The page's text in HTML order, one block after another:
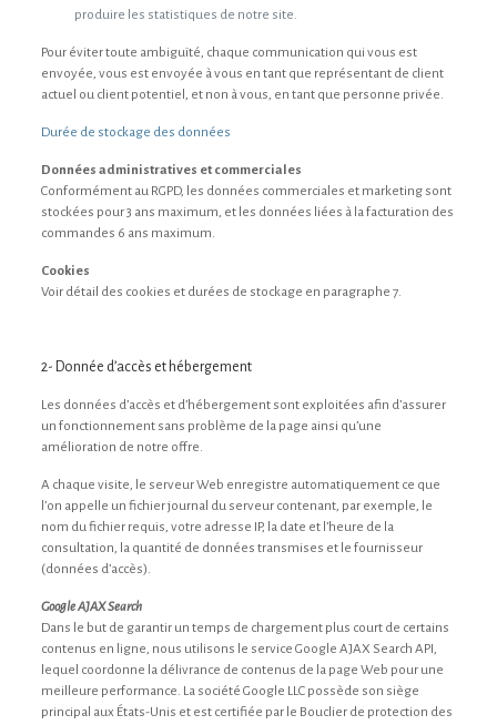
produire les statistiques de notre site.
Pour éviter toute ambiguïté, chaque communication qui vous est
envoyée, vous est envoyée à vous en tant que représentant de client
actuel ou client potentiel, et non à vous, en tant que personne privée.
Durée de stockage des données
Données administratives et commerciales
Conformément au RGPD, les données commerciales et marketing sont
stockées pour 3 ans maximum, et les données liées à la facturation des
commandes 6 ans maximum.
Cookies
Voir détail des cookies et durées de stockage en paragraphe 7.
2- Donnée d’accès et hébergement
Les données d’accès et d’hébergement sont exploitées afin d’assurer
un fonctionnement sans problème de la page ainsi qu’une
amélioration de notre offre.
A chaque visite, le serveur Web enregistre automatiquement ce que
l’on appelle un fichier journal du serveur contenant, par exemple, le
nom du fichier requis, votre adresse IP, la date et l’heure de la
consultation, la quantité de données transmises et le fournisseur
(données d’accès).
Google AJAX Search
Dans le but de garantir un temps de chargement plus court de certains
contenus en ligne, nous utilisons le service Google AJAX Search API,
lequel coordonne la délivrance de contenus de la page Web pour une
meilleure performance. La société Google LLC possède son siège
principal aux États-Unis et est certifiée par le Bouclier de protection des